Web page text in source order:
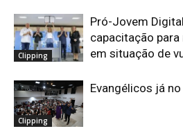
Clipping
Pró-Jovem
capacitação
em situação de
Clipping
Evangélicos já